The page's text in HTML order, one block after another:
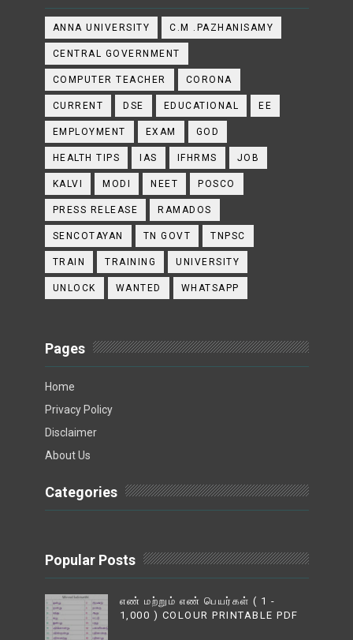
ANNA UNIVERSITY C.M .PAZHANISAMY
CENTRAL GOVERNMENT
COMPUTER TEACHER CORONA
CURRENT DSE EDUCATIONAL EE
EMPLOYMENT EXAM GOD
HEALTH TIPS IAS IFHRMS JOB
KALVI MODI NEET POSCO
PRESS RELEASE RAMADOS
SENCOTAYAN TN GOVT TNPSC
TRAIN TRAINING UNIVERSITY
UNLOCK WANTED WHATSAPP
Pages
Home
Privacy Policy
Disclaimer
About Us
Categories
Popular Posts
எண் மற்றும் எண் பெயர்கள் ( 1 -
1,000 ) COLOUR PRINTABLE PDF